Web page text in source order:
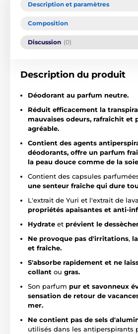
Description et paramètres
Composition
Discussion (0)
Description du produit
Déodorant au parfum neutre.
Réduit efficacement la
mauvaises odeurs, rafraîchit et
agréable.
Contient des agents
déodorants, offre un parfum
la peau douce comme de la
Contient des capsules
une senteur fraîche qui dure
L'extrait de Yuri et l'extrait de
propriétés apaisantes et anti-
Hydrate et prévient le
Ne provoque pas d'irritations,
et fraîche.
S'absorbe rapidement et ne
collant ou gras.
Son parfum pur et savonneux
sensation de retour de
mer.
Ne contient pas de sels
utilisés dans les antiperspirants